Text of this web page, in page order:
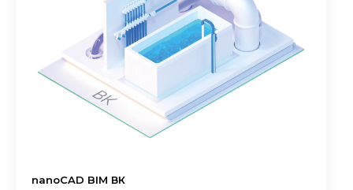
nanoCAD BIM ВК